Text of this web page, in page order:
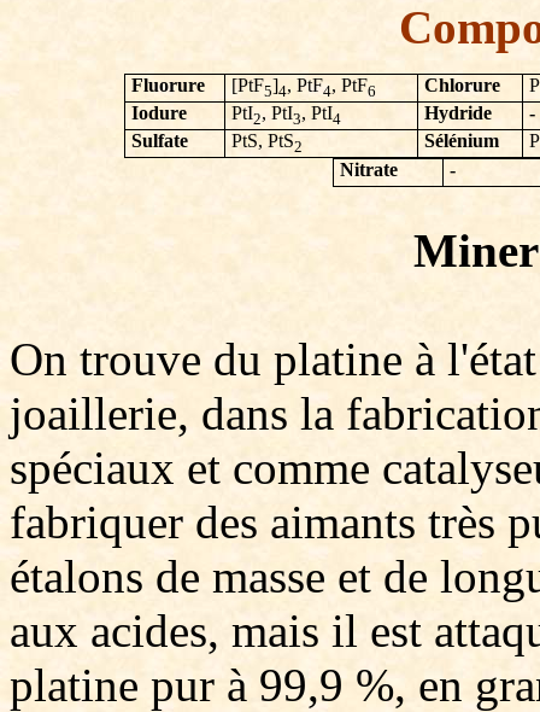
Fluorure [PtF5]4, PtF4, PtF6 Chlorure
Iodure
PtI2, PtI3, PtI4 Hydride
-
Sulfate
PtS, PtS2 Sélénium
Nitrate
-
On trouve du platine à
joaillerie, dans la
spéciaux et comme
fabriquer des aimants très
étalons de masse et de
aux acides, mais il est
platine pur à 99,9 %, en